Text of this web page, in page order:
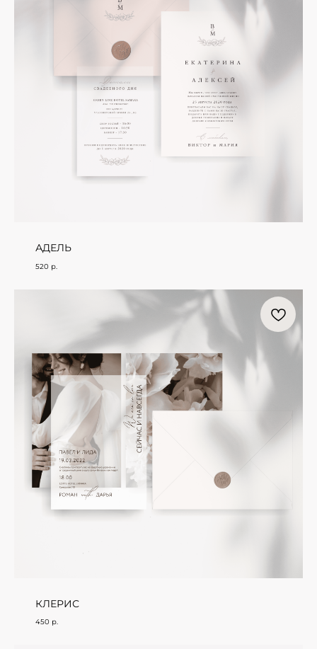
АДЕЛЬ
520 р.
КЛЕРИС
450 р.